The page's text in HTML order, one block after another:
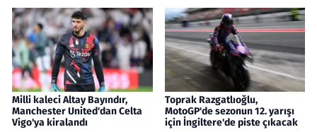
Milli kaleci Altay Bayındır,
Manchester United'dan Celta
Vigo'ya kiralandı
Toprak Razgatlıoğlu,
MotoGP'de sezonun 12. yarışı
için İngiltere'de piste çıkacak